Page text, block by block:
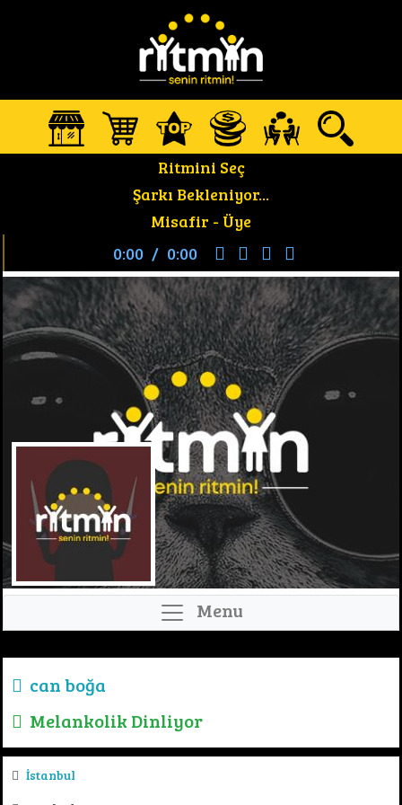
Ritmini Seç
Şarkı Bekleniyor...
Misafir - Üye
0:00 / 0:00
Menu
can boğa
Melankolik Dinliyor
İstanbul